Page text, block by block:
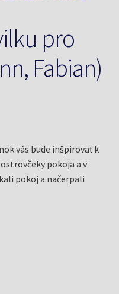
pro
Fabian)
vás bude inšpirovať k
pokoja a v
pokoj a načerpali